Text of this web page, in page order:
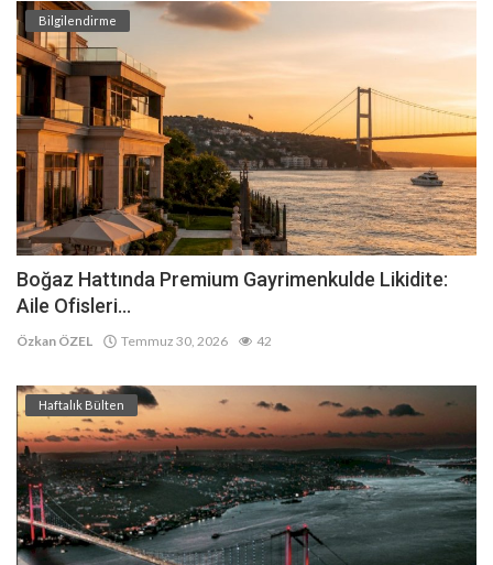
Bilgilendirme
Boğaz Hattında Premium Gayrimenkulde Likidite:
Aile Ofisleri...
Özkan ÖZEL Temmuz 30, 2026 42
Haftalık Bülten